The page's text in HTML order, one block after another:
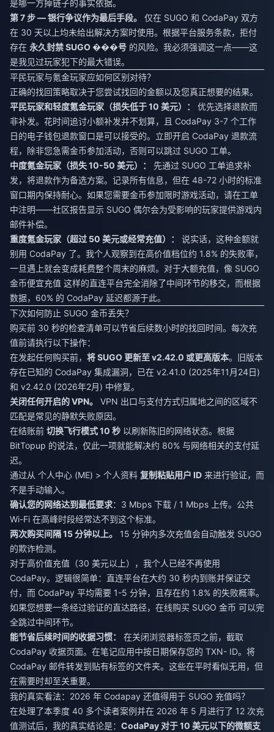
是哪一方掉链子的事实依据。
第 7 步 — 银行争议作为最后手段。
仅在 SUGO 和 CodaPay 双方
在 30 天以上均未给出解决方案时使用。根据平台服务条款，拒付
存在 永久封禁 SUGO ���号 的风险。我必须强调这一点——这
是我见过玩家犯下的最大错误。
平民玩家与氪金玩家应如何区别对待？
正确的找回策略取决于您尝试找回的金额以及您真正想要的结果。
平民玩家和轻度氪金玩家（损失低于 10 美元）：
优先选择退款而
非补发。花时间追讨小额补发并不划算，且 CodaPay 3-7 个工作
日的电子钱包退款窗口是可以接受的。立即开启 CodaPay 退款流
程，除非您急需金币参加活动，否则可以跳过 SUGO 工单。
中度氪金玩家（损失 10-50 美元）：
先通过 SUGO 工单追求补
发，将退款作为备选方案。记录所有信息，但在 48-72 小时的标准
窗口期内保持耐心。如果您需要金币参加限时游戏活动，请在工单
中注明——社区报告显示 SUGO 偶尔会为受影响的玩家提供游戏内
邮件补偿。
重度氪金玩家（超过 50 美元或经常充值）：
说实话，这种金额就
别用 CodaPay 了。我个人观察到在高价值档位约 1.8% 的失败率，
一旦遇上就会变成耗费整个周末的麻烦。对于大额充值，像 SUGO
金币便宜充值 这样的直连平台完全消除了中间环节的移交，而根据
数据，60% 的 CodaPay 延迟都源于此。
下次如何防止 SUGO 金币丢失？
购买前 30 秒的检查清单可以节省后续数小时的找回时间。每次充
值前请执行以下操作：
在发起任何购买前， 将 SUGO 更新至 v2.42.0 或更高版本。旧版本
存在已知的 CodaPay 集成漏洞，已在 v2.41.0 (2025年11月24日)
和 v2.42.0 (2026年2月) 中修复。
关闭任何开启的 VPN。
VPN 出口与支付方式归属地之间的区域不
匹配是常见的静默失败原因。
在结账前 切换飞行模式 10 秒 以刷新陈旧的网络状态。根据
BitTopup 的说法，仅此一项就能解决约 80% 与网络相关的支付延
迟。
通过从 个人中心 (ME) > 个人资料 复制粘贴用户 ID 来进行验证，而
不是手动输入。
确认您的网络达到最低要求：3 Mbps 下载 / 1 Mbps 上传。公共
Wi-Fi 在高峰时段经常达不到这个标准。
两次购买间隔 15 分钟以上。
15 分钟内多次充值会自动触发 SUGO
的欺诈检测。
对于高价值充值（30 美元以上），我个人已经不再使用
CodaPay。逻辑很简单：直连平台在大约 30 秒内到账并保证交
付，而 CodaPay 平均需要 1-5 分钟，且存在约 1.8% 的失败概率。
如果您想要一条经过验证的直达路径， 在线购买 SUGO 金币 可以完
全跳过中间环节。
能节省后续时间的收据习惯：
在关闭浏览器标签页之前，截取
CodaPay 收据页面。在笔记应用中按日期保存您的 TXN- ID。将
CodaPay 邮件转发到贴有标签的文件夹。这些在平时看似无用，但
在需要时却至关重要。
我的真实看法：2026 年 Codapay 还值得用于 SUGO 充值吗？
在处理了本季度 40 多个读者案例并在 2026 年 5 月进行了 12 次充
值测试后，我的真实结论是： CodaPay 对于 10 美元以下的微额支